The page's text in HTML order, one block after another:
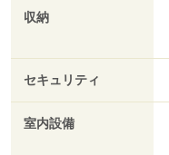
収納
セキュリティ
室内設備